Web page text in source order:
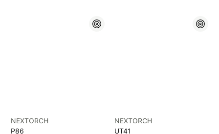
NEXTORCH
P86
NEXTORCH
UT41